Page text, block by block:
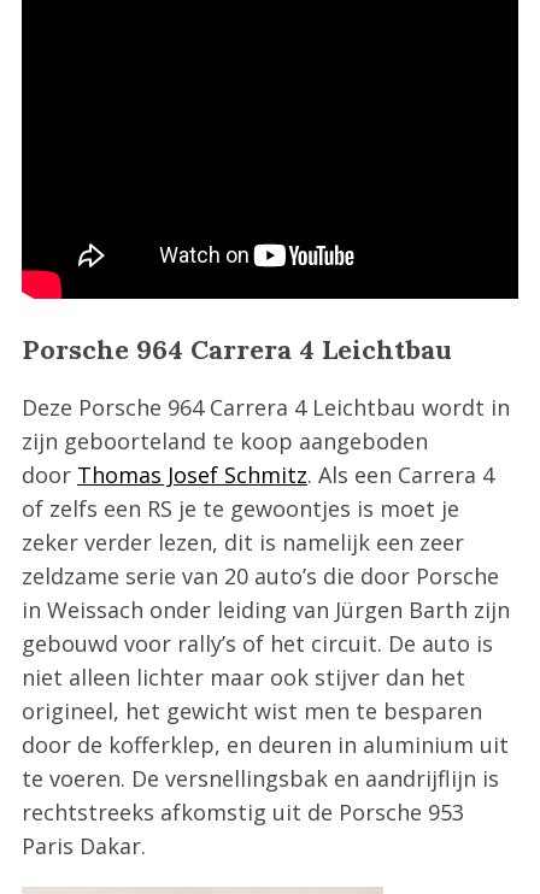
Porsche 964 Carrera 4 Leichtbau
Deze Porsche 964 Carrera 4 Leichtbau wordt in
zijn geboorteland te koop aangeboden
door Thomas Josef Schmitz. Als een Carrera 4
of zelfs een RS je te gewoontjes is moet je
zeker verder lezen, dit is namelijk een zeer
zeldzame serie van 20 auto’s die door Porsche
in Weissach onder leiding van Jürgen Barth zijn
gebouwd voor rally’s of het circuit. De auto is
niet alleen lichter maar ook stijver dan het
origineel, het gewicht wist men te besparen
door de kofferklep, en deuren in aluminium uit
te voeren. De versnellingsbak en aandrijflijn is
rechtstreeks afkomstig uit de Porsche 953
Paris Dakar.